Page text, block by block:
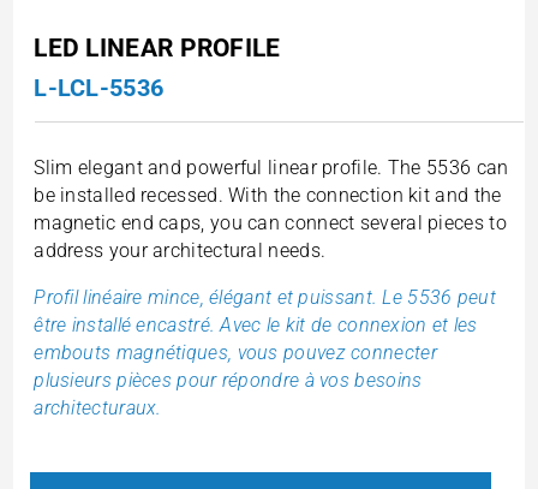
LED LINEAR PROFILE
L-LCL-5536
Slim elegant and powerful linear profile. The 5536 can
be installed recessed. With the connection kit and the
magnetic end caps, you can connect several pieces to
address your architectural needs.
Profil linéaire mince, élégant et puissant. Le 5536 peut
être installé encastré. Avec le kit de connexion et les
embouts magnétiques, vous pouvez connecter
plusieurs pièces pour répondre à vos besoins
architecturaux.